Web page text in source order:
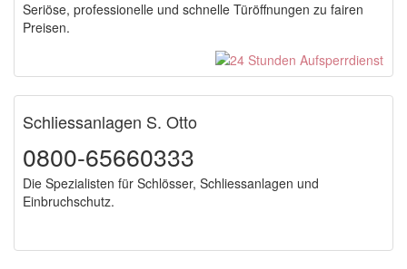
Seriöse, professionelle und schnelle Türöffnungen zu fairen
Preisen.
Schliessanlagen S. Otto
0800-65660333
Die Spezialisten für Schlösser, Schliessanlagen und
Einbruchschutz.